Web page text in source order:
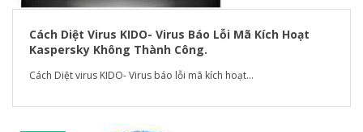
Cách Diệt Virus KIDO- Virus Báo Lỗi Mã Kích Hoạt
Kaspersky Không Thành Công.
Cách Diệt virus KIDO- Virus báo lỗi mã kích hoạt...